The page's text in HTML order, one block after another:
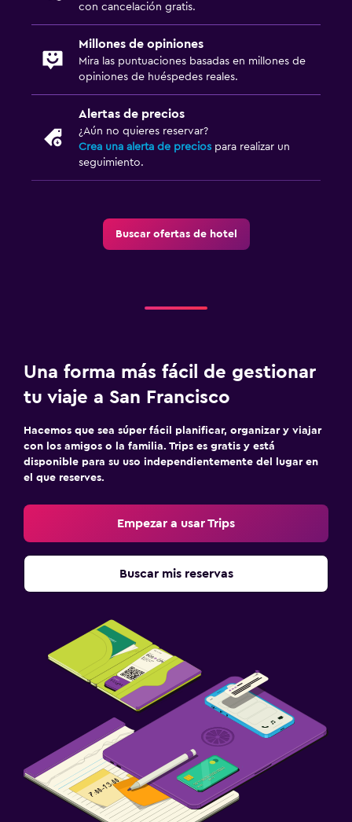
con cancelación gratis.
Millones de opiniones
Mira las puntuaciones basadas en millones de
opiniones de huéspedes reales.
Alertas de precios
¿Aún no quieres reservar?
Crea una alerta de precios para realizar un
seguimiento.
Buscar ofertas de hotel
Una forma más fácil de gestionar
tu viaje a San Francisco
Hacemos que sea súper fácil planificar, organizar y viajar
con los amigos o la familia. Trips es gratis y está
disponible para su uso independientemente del lugar en
el que reserves.
Empezar a usar Trips
Buscar mis reservas